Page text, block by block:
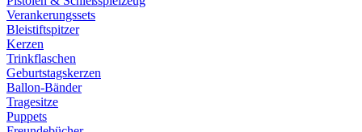
Verankerungssets
Bleistiftspitzer
Kerzen
Trinkflaschen
Geburtstagskerzen
Ballon-Bänder
Tragesitze
Puppets